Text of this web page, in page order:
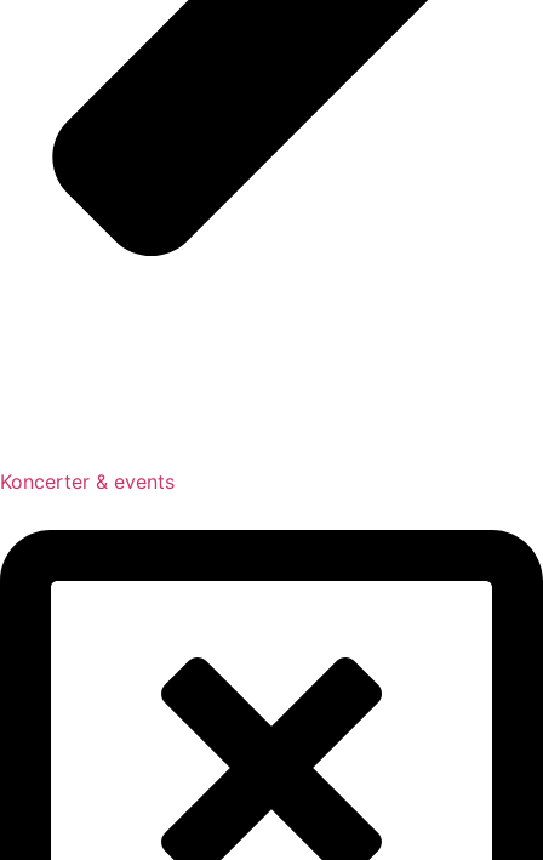
Koncerter & events